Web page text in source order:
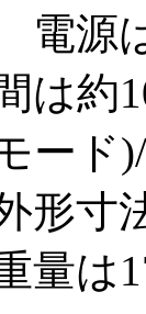
電源
は約
ード
形寸
量は